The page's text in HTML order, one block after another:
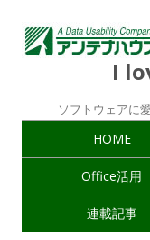
I
ソフトウェアに
HOME
Office活用
連載記事